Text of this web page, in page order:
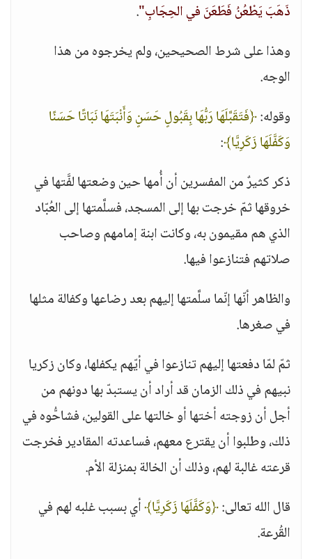
ذَهَبَ يَطْعُنُ فَطَعَنَ في الحِجَابِ".
وهذا على شرط الصحيحين، ولم يخرجوه من هذا
الوجه.
وقوله:﴿فَتَقَبَّلَهَا رَبُّهَا بِقَبُولٍ حَسَنٍ وَأَنْبَتَهَا نَبَاتًا حَسَنًا
وَكَفَّلَهَا زَكَرِيَّا﴾:
ذكر كثيرٌ من المفسرين أن أُمها حين وضعتها لفَّتها في
خروقها ثمّ خرجت بها إلى المسجد، فسلَّمتها إلى العُبّاد
الذي هم مقيمون به، وكانت ابنة إمامهم وصاحب
صلاتهم فتنازعوا فيها.
والظاهر أنّها إنّما سلَّمتها إليهم بعد رضاعها وكفالة مثلها
في صغرها.
ثمّ لمّا دفعتها إليهم تنازعوا في أيّهم يكفلها، وكان زكريا
نبيهم في ذلك الزمان قد أراد أن يستبدّ بها دونهم من
أجل أن زوجته أختها أو خالتها على القولين، فشاحُّوه في
ذلك، وطلبوا أن يقترع معهم، فساعدته المقادير فخرجت
قرعته غالبة لهم، وذلك أن الخالة بمنزلة الأم.
قال الله تعالى:﴿وَكَفَّلَهَا زَكَرِيَّا﴾أي بسبب غلبه لهم في
القُرعة.